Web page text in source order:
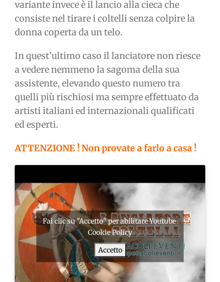
variante invece è il lancio alla cieca che
consiste nel tirare i coltelli senza colpire la
donna coperta da un telo.
In quest’ultimo caso il lanciatore non riesce
a vedere nemmeno la sagoma della sua
assistente, elevando questo numero tra
quelli più rischiosi ma sempre effettuato da
artisti italiani ed internazionali qualificati
ed esperti.
ATTENZIONE ! Non provate a farlo a casa !
Fai clic su "Accetto" per abilitare Youtube
Cookie Policy
Accetto